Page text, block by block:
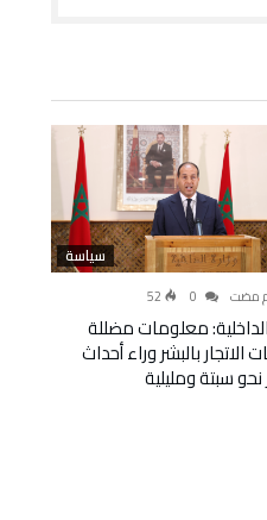
سياسة
52
معلومات مضللة
الاتجار بالبشر وراء أحداث
نحو سبتة ومليلية